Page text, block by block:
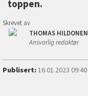
toppen.
Skrevet av
THOMAS HILDONEN
Ansvarlig redaktør
Publisert:16.01.2023 09:40